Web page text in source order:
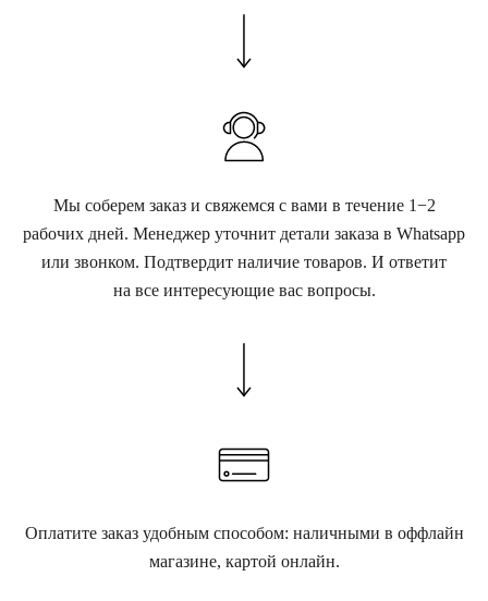
Мы соберем заказ и свяжемся с вами в течение 1−2
рабочих дней. Менеджер уточнит детали заказа в Whatsapp
или звонком. Подтвердит наличие товаров. И ответит
на все интересующие вас вопросы.
Оплатите заказ удобным способом: наличными в оффлайн
магазине, картой онлайн.